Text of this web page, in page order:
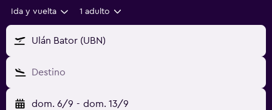
Ida y vuelta 1 adulto
Ulán Bator (UBN)
Destino
dom. 6/9 - dom. 13/9